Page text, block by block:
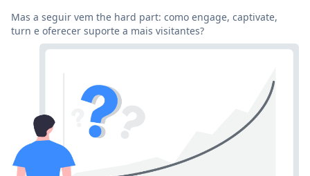
Mas a seguir vem the hard part: como engage, captivate,
turn e oferecer suporte a mais visitantes?